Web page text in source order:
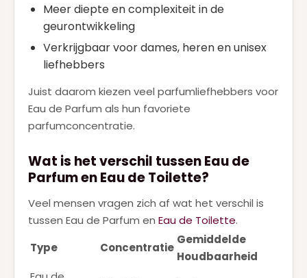
Meer diepte en complexiteit in de
geurontwikkeling
Verkrijgbaar voor dames, heren en unisex
liefhebbers
Juist daarom kiezen veel parfumliefhebbers voor
Eau de Parfum als hun favoriete
parfumconcentratie.
Wat is het verschil tussen Eau de
Parfum en Eau de Toilette?
Veel mensen vragen zich af wat het verschil is
tussen Eau de Parfum en Eau de Toilette.
Type
Concentratie
Gemiddelde
Houdbaarheid